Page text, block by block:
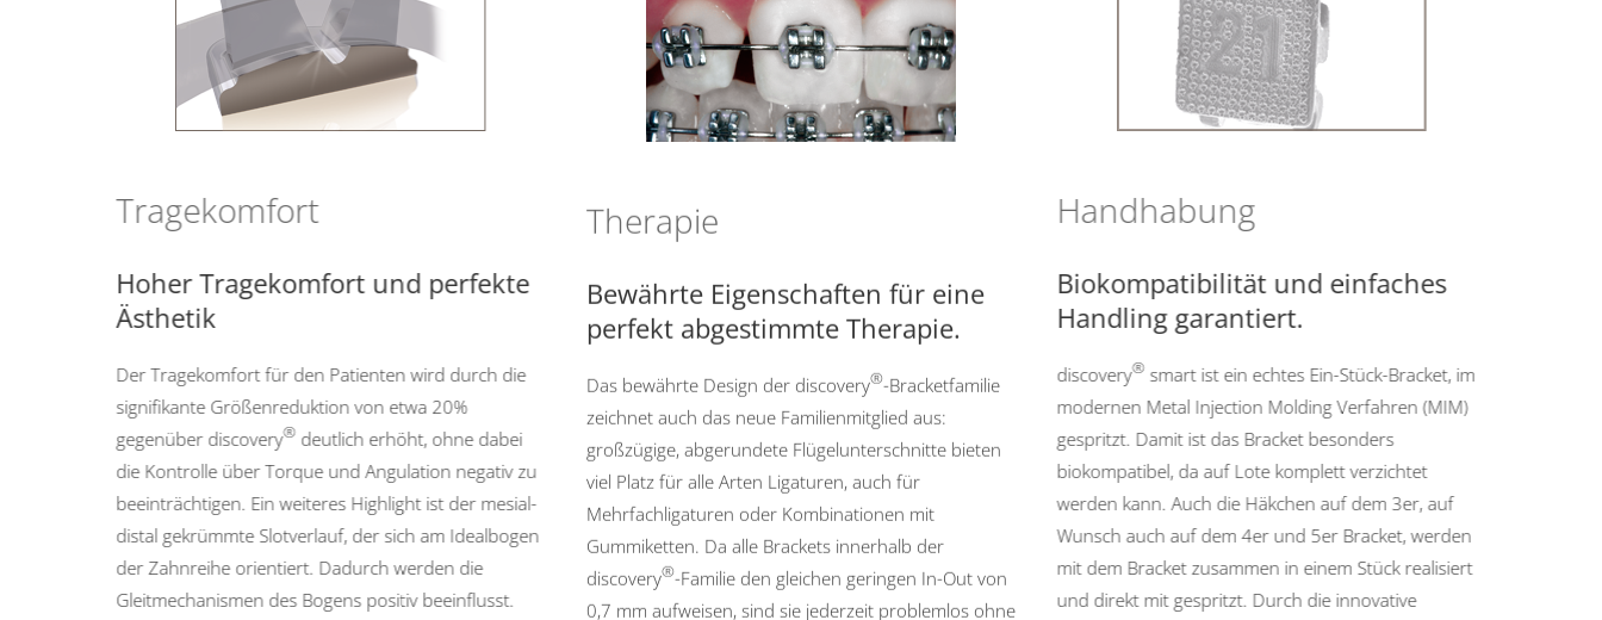
Tragekomfort
Hoher Tragekomfort und perfekte
Ästhetik
Der Tragekomfort für den Patienten wird durch die
signifikante Größenreduktion von etwa 20%
gegenüber discovery® deutlich erhöht, ohne dabei
die Kontrolle über Torque und Angulation negativ zu
beeinträchtigen. Ein weiteres Highlight ist der mesial-
distal gekrümmte Slotverlauf, der sich am Idealbogen
der Zahnreihe orientiert. Dadurch werden die
Gleitmechanismen des Bogens positiv beeinflusst.
Therapie
Bewährte Eigenschaften für eine
perfekt abgestimmte Therapie.
Das bewährte Design der discovery
-Bracketfamilie
zeichnet auch das neue Familienmitglied aus:
großzügige, abgerundete Flügelunterschnitte bieten
viel Platz für alle Arten Ligaturen, auch für
Mehrfachligaturen oder Kombinationen mit
Gummiketten. Da alle Brackets innerhalb der
discovery
® -Familie den gleichen geringen In-Out von
0,7 mm aufweisen, sind sie jederzeit problemlos ohne
Handhabung
Biokompatibilität und einfaches
Handling garantiert.
discovery®smart ist ein echtes Ein-Stück-Bracket, im
modernen Metal Injection Molding Verfahren (MIM)
gespritzt. Damit ist das Bracket besonders
biokompatibel, da auf Lote komplett verzichtet
werden kann. Auch die Häkchen auf dem 3er, auf
Wunsch auch auf dem 4er und 5er Bracket, werden
mit dem Bracket zusammen in einem Stück realisiert
und direkt mit gespritzt. Durch die innovative